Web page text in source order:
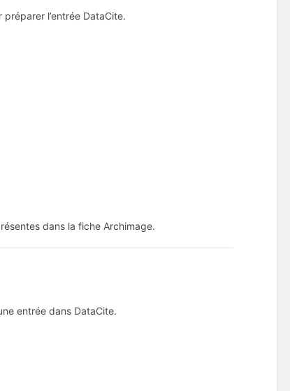
l’entrée DataCite.
dans la fiche Archimage.
entrée dans DataCite.